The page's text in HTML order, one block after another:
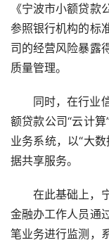
《宁波市小额贷款
参照银行机构的标
司的经营风险暴露
质量管理。
同时，在行业
额贷款公司“云计
业务系统，以“大
据共享服务。
在此基础上，
金融办工作人员通
笔业务进行监测，